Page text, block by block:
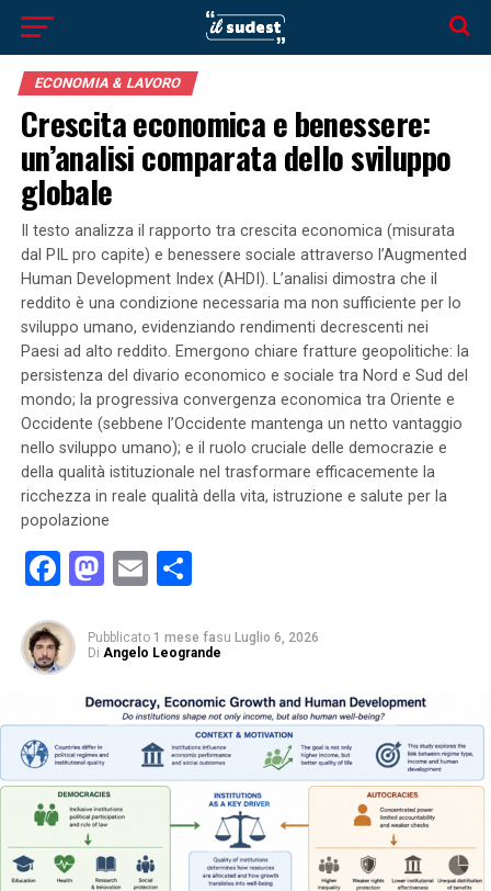
ECONOMIA & LAVORO
Crescita economica e benessere:
un’analisi comparata dello sviluppo
globale
Il testo analizza il rapporto tra crescita economica (misurata
dal PIL pro capite) e benessere sociale attraverso l’Augmented
Human Development Index (AHDI). L’analisi dimostra che il
reddito è una condizione necessaria ma non sufficiente per lo
sviluppo umano, evidenziando rendimenti decrescenti nei
Paesi ad alto reddito. Emergono chiare fratture geopolitiche: la
persistenza del divario economico e sociale tra Nord e Sud del
mondo; la progressiva convergenza economica tra Oriente e
Occidente (sebbene l’Occidente mantenga un netto vantaggio
nello sviluppo umano); e il ruolo cruciale delle democrazie e
della qualità istituzionale nel trasformare efficacemente la
ricchezza in reale qualità della vita, istruzione e salute per la
popolazione
Facebook
Mastodon
EmailCondividi
Pubblicato 1 mese fasu Luglio 6, 2026
Di Angelo Leogrande